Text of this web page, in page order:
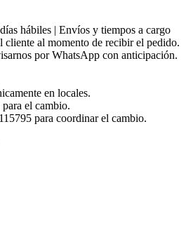
hábiles | Envíos y tiempos a cargo
al momento de recibir el pedido.
por WhatsApp con anticipación.
en locales.
el cambio.
para coordinar el cambio.